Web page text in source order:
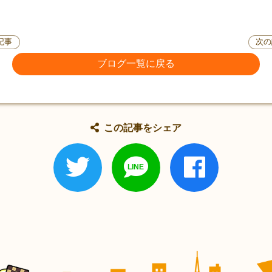
事
ブログ一覧に戻る
次
この記事をシェア